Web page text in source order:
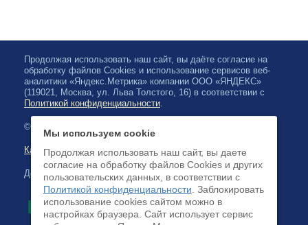
Продолжая использовать наш сайт, вы даёте согласие на
обработку файлов Cookies и использование сервисов веб-
аналитики «Яндекс.Метрика» компании ООО «ЯНДЕКС»
(119021, Москва, ул. Льва Толстого, 16) в соответствии с
Политикой конфиденциальности.
© 2026, Карельская Государственная филармония
Карта сайта
Доступна оплата банковскими картами
Мы используем cookie
Продолжая использовать наш сайт, вы даете
согласие на обработку файлов Cookies и других
пользовательских данных, в соответствии с
Политикой конфиденциальности . Заблокировать
использование cookies сайтом можно в
настройках браузера. Cайт использует сервис